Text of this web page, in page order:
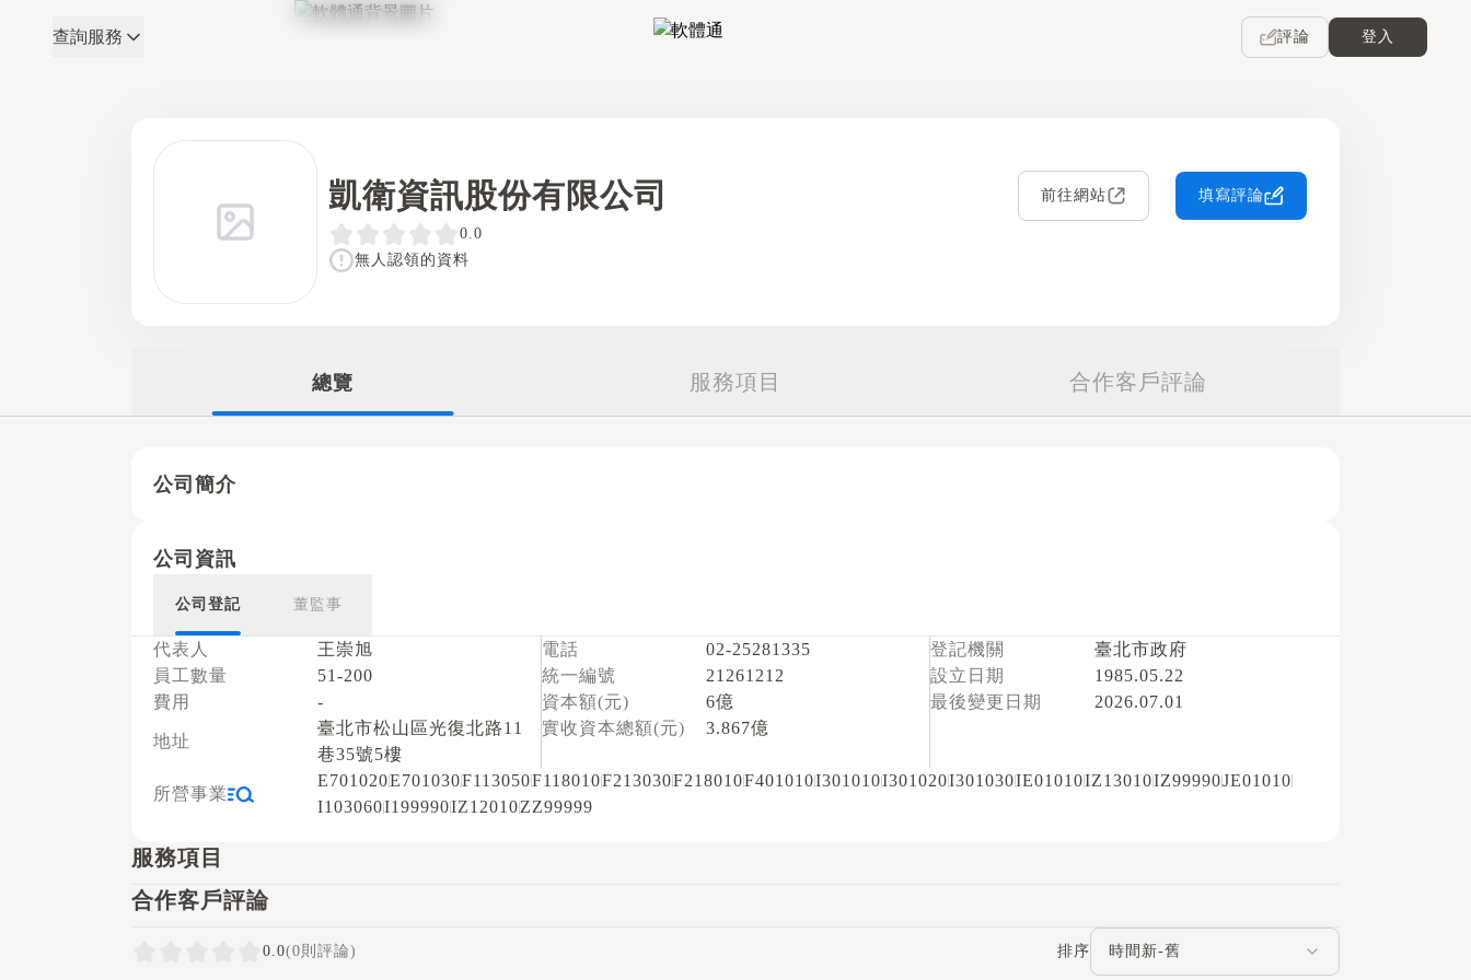
軟體通
查詢服務 評論 登入
凱衛資訊股份有限公司 前往網站 填寫評論
0.0
無人認領的資料
總覽 服務項目 合作客戶評論
公司簡介
公司資訊
公司登記 董監事
代表人
王崇旭
員工數量
51-200
費用
-
地址
臺北市松山區光復北路11
巷35號5樓
電話
02-25281335
統一編號
21261212
資本額(元)
6億
實收資本總額(元)
3.867億
登記機關
臺北市政府
設立日期
1985.05.22
最後變更日期
2026.07.01
所營事業
E701020E701030F113050F118010F213030F218010F401010I301010I301020I301030IE01010IZ13010IZ99990JE01010
I103060I199990IZ12010ZZ99999
服務項目
合作客戶評論
0.0(0則評論) 排序
評論排序